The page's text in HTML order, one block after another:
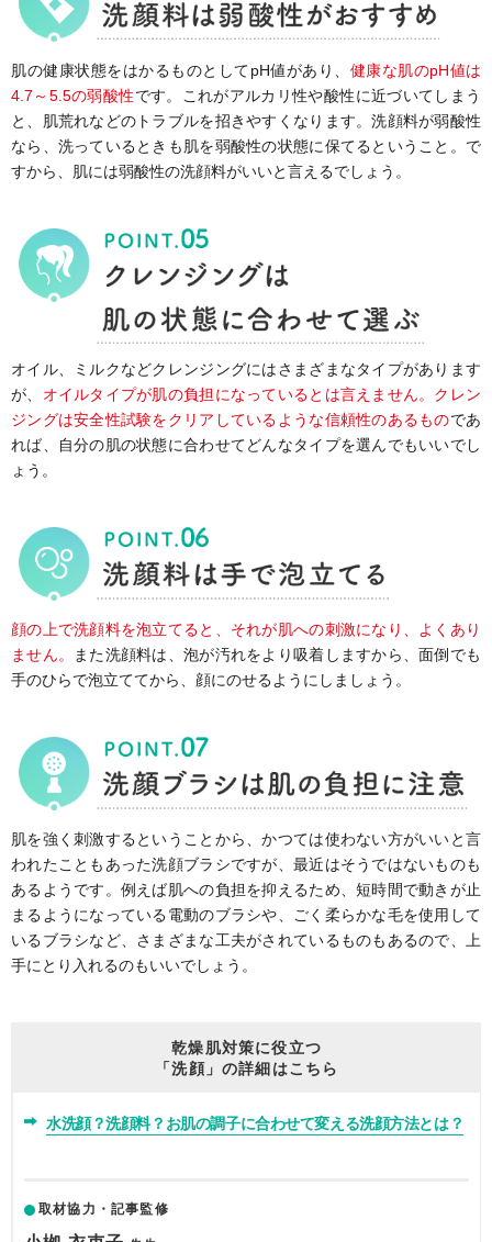
肌の健康状態をはかるものとしてpH値があり、 健康な肌のpH値は
4.7～5.5の弱酸性です。これがアルカリ性や酸性に近づいてしまう
と、肌荒れなどのトラブルを招きやすくなります。洗顔料が弱酸性
なら、洗っているときも肌を弱酸性の状態に保てるということ。で
すから、肌には弱酸性の洗顔料がいいと言えるでしょう。
オイル、ミルクなどクレンジングにはさまざまなタイプがあります
が、 オイルタイプが肌の負担になっているとは言えません。クレン
ジングは安全性試験をクリアしているような信頼性のあるものであ
れば、自分の肌の状態に合わせてどんなタイプを選んでもいいでし
ょう。
顔の上で洗顔料を泡立てると、それが肌への刺激になり、よくあり
ません。
また洗顔料は、泡が汚れをより吸着しますから、面倒でも
手のひらで泡立ててから、顔にのせるようにしましょう。
肌を強く刺激するということから、かつては使わない方がいいと言
われたこともあった洗顔ブラシですが、最近はそうではないものも
あるようです。例えば肌への負担を抑えるため、短時間で動きが止
まるようになっている電動のブラシや、ごく柔らかな毛を使用して
いるブラシなど、さまざまな工夫がされているものもあるので、上
手にとり入れるのもいいでしょう。
乾燥肌対策に役立つ
「洗顔」の詳細はこちら
水洗顔？洗顔料？お肌の調子に合わせて変える洗顔方法とは？
取材協力・記事監修